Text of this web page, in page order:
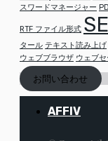
スワードマネージャー
RTF ファイル形式
タール テキスト読み上げ
ウェブブラウザ ウェブ
お問い合わせ
AFFIV